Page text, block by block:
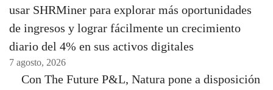
usar SHRMiner para explorar más oportunidades
de ingresos y lograr fácilmente un crecimiento
diario del 4% en sus activos digitales
7 agosto, 2026
Con The Future P&L, Natura pone a disposición